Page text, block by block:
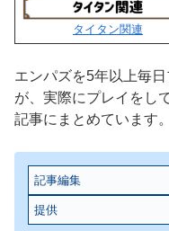
タイタン関連
エンパズを5年以上毎
が、実際にプレイをし
記事にまとめています。
記事編集
提供